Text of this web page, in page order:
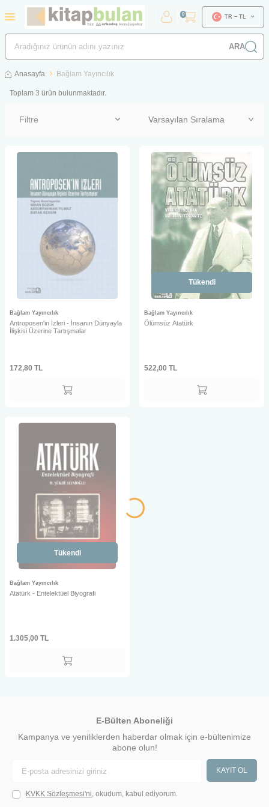
ARA
0 TR − TL
Anasayfa Bağlam Yayıncılık
Toplam 3 ürün bulunmaktadır.
Filtre
Bağlam Yayıncılık
Antroposen'in İzleri - İnsanın Dünyayla
İlişkisi Üzerine Tartışmalar
172,80 TL
Tükendi
Bağlam Yayıncılık
Ölümsüz Atatürk
522,00 TL
Tükendi
Bağlam Yayıncılık
Atatürk - Entelektüel Biyografi
1.305,00 TL
E-Bülten Aboneliği
Kampanya ve yeniliklerden haberdar olmak için e-bültenimize
abone olun!
KAYIT OL
KVKK Sözleşmesi'ni, okudum, kabul ediyorum.